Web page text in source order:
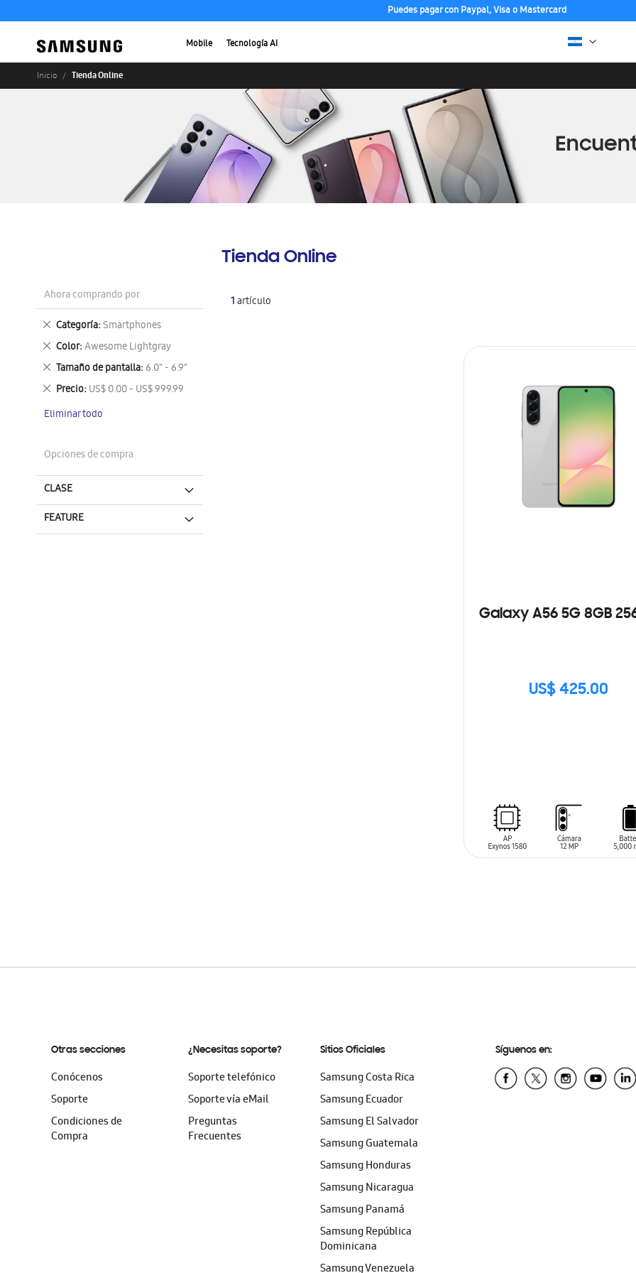
Puedes pagar con Paypal, Visa o Mastercard
Mobile Tecnología AI
Inicio Tienda Online
Tienda Online
1artículo
Galaxy A56 5G 8GB
US$ 425.00
SIN
Ahora comprando por
Categoría Smartphones
Eliminar
este
artículo
Color Awesome Lightgray
Eliminar
este
artículo
Tamaño de pantalla 6.0" - 6.9"
Eliminar
este
artículo
Precio US$ 0.00 - US$ 999.99
Eliminar
artículo
Eliminar todo
Opciones de compra
CLASE
FEATURE
Otras secciones
Conócenos
Soporte
Condiciones de
Compra
¿Necesitas soporte?
Soporte telefónico
Soporte vía eMail
Preguntas
Frecuentes
Sitios Oficiales
Samsung Costa Rica
Samsung Ecuador
Samsung El Salvador
Samsung Guatemala
Samsung Honduras
Samsung Nicaragua
Samsung Panamá
Samsung República
Dominicana
Samsung Venezuela
Síguenos en: